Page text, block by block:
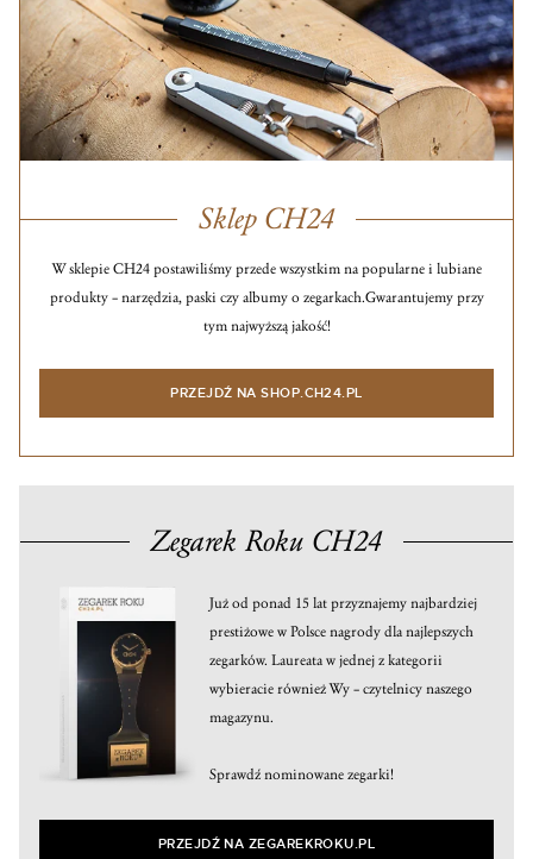
Sklep CH24
W sklepie CH24 postawiliśmy przede wszystkim na popularne i lubiane
produkty – narzędzia, paski czy albumy o zegarkach.Gwarantujemy przy
tym najwyższą jakość!
PRZEJDŹ NA SHOP.CH24.PL
Zegarek Roku CH24
Już od ponad 15 lat przyznajemy najbardziej
prestiżowe w Polsce nagrody dla najlepszych
zegarków. Laureata w jednej z kategorii
wybieracie również Wy – czytelnicy naszego
magazynu.
Sprawdź nominowane zegarki!
PRZEJDŹ NA ZEGAREKROKU.PL